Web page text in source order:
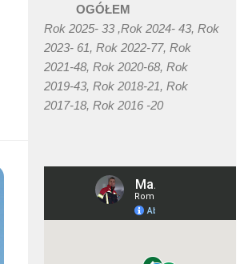
OGÓŁEM
Rok 2025- 33 ,Rok 2024- 43, Rok
2023- 61, Rok 2022-77, Rok
2021-48, Rok 2020-68, Rok
2019-43, Rok 2018-21, Rok
2017-18, Rok 2016 -20